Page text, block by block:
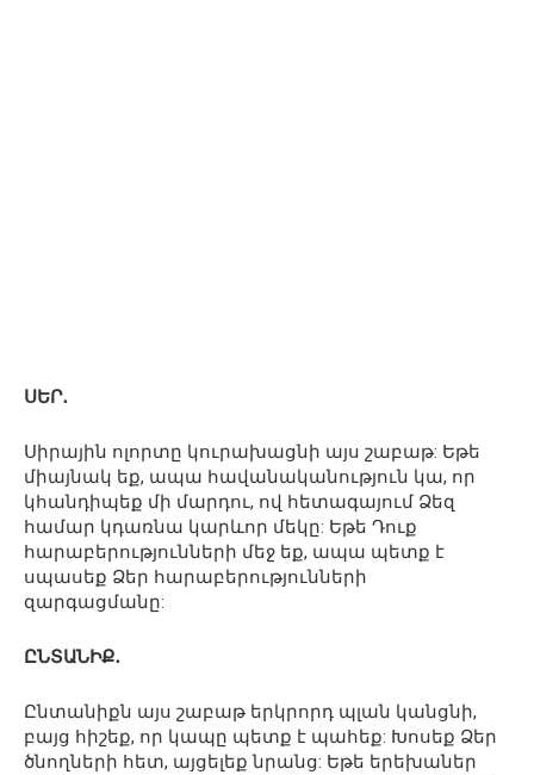
ՍԵՐ․
Սիրային ոլորտը կուրախացնի այս շաբաթ: Եթե ​​
միայնակ եք, ապա հավանականություն կա, որ
կհանդիպեք մի մարդու, ով հետագայում Ձեզ
համար կդառնա կարևոր մեկը: Եթե ​​Դուք
հարաբերությունների մեջ եք, ապա պետք է
սպասեք Ձեր հարաբերությունների
զարգացմանը:
ԸՆՏԱՆԻՔ․
Ընտանիքն այս շաբաթ երկրորդ պլան կանցնի,
բայց հիշեք, որ կապը պետք է պահեք: Խոսեք Ձեր
ծնողների հետ, այցելեք նրանց: Եթե ​​երեխաներ